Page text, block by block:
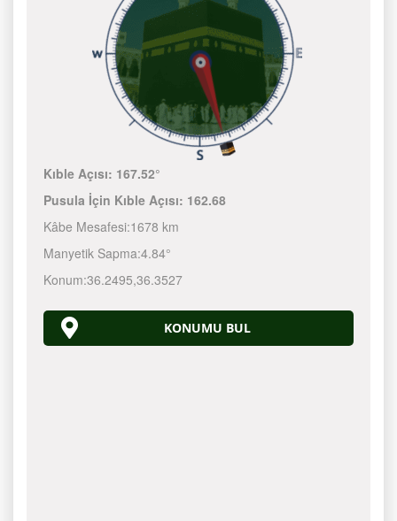
Kıble Açısı: 167.52°
Pusula İçin Kıble Açısı: 162.68
Kâbe Mesafesi:1678 km
Manyetik Sapma:4.84°
Konum:36.2495,36.3527
KONUMU BUL